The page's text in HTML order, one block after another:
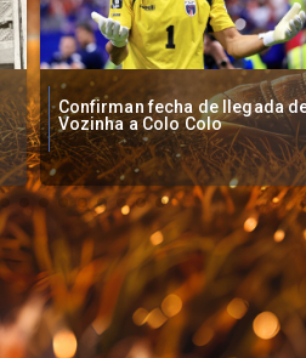
Inauguración Juegos
Centroamericanos y del
Horario y Canal